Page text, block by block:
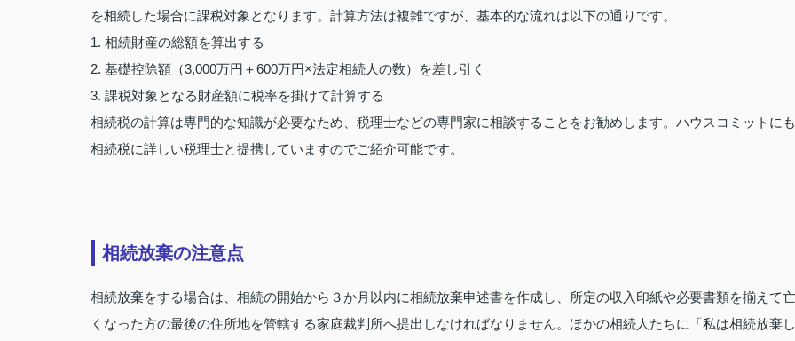
を相続した場合に課税対象となります。計算方法は複雑ですが、基本的な流れは以下の通りです。
1. 相続財産の総額を算出する
2. 基礎控除額（3,000万円＋600万円×法定相続人の数）を差し引く
3. 課税対象となる財産額に税率を掛けて計算する
相続税の計算は専門的な知識が必要なため、税理士などの専門家に相談することをお勧めします。ハウスコミットにも
相続税に詳しい税理士と提携していますのでご紹介可能です。
相続放棄の注意点
相続放棄をする場合は、相続の開始から３か月以内に相続放棄申述書を作成し、所定の収入印紙や必要書類を揃えて亡
くなった方の最後の住所地を管轄する家庭裁判所へ提出しなければなりません。ほかの相続人たちに「私は相続放棄し